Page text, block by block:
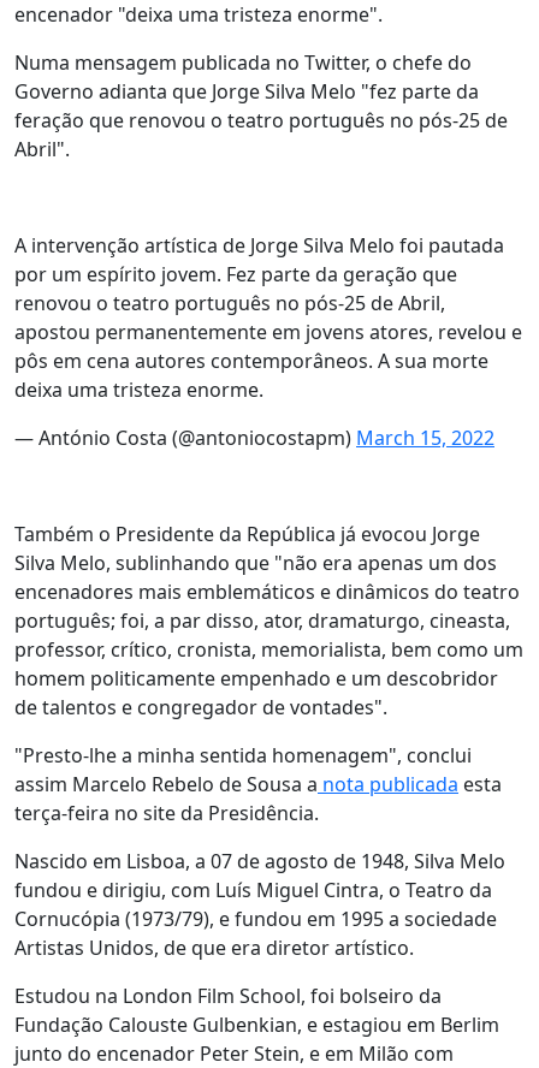
encenador "deixa uma tristeza enorme".
Numa mensagem publicada no Twitter, o chefe do
Governo adianta que Jorge Silva Melo "fez parte da
feração que renovou o teatro português no pós-25 de
Abril".
A intervenção artística de Jorge Silva Melo foi pautada
por um espírito jovem. Fez parte da geração que
renovou o teatro português no pós-25 de Abril,
apostou permanentemente em jovens atores, revelou e
pôs em cena autores contemporâneos. A sua morte
deixa uma tristeza enorme.
— António Costa (@antoniocostapm) March 15, 2022
Também o Presidente da República já evocou Jorge
Silva Melo, sublinhando que "não era apenas um dos
encenadores mais emblemáticos e dinâmicos do teatro
português; foi, a par disso, ator, dramaturgo, cineasta,
professor, crítico, cronista, memorialista, bem como um
homem politicamente empenhado e um descobridor
de talentos e congregador de vontades".
"Presto-lhe a minha sentida homenagem", conclui
assim Marcelo Rebelo de Sousa a nota publicada esta
terça-feira no site da Presidência.
Nascido em Lisboa, a 07 de agosto de 1948, Silva Melo
fundou e dirigiu, com Luís Miguel Cintra, o Teatro da
Cornucópia (1973/79), e fundou em 1995 a sociedade
Artistas Unidos, de que era diretor artístico.
Estudou na London Film School, foi bolseiro da
Fundação Calouste Gulbenkian, e estagiou em Berlim
junto do encenador Peter Stein, e em Milão com